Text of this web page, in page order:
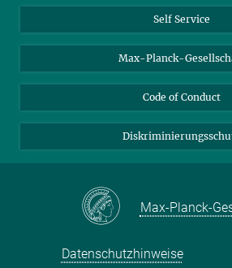
Nachhaltige und Bio-inspirierte
Self Service
Max-Planck-
Code of Conduct
Max-Planck-
Datenschutzhinweise